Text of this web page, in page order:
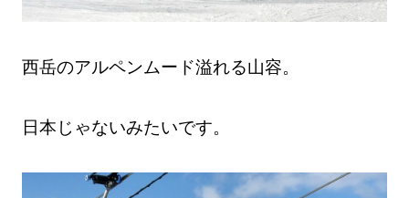
西岳のアルペンムード溢れる山容。
日本じゃないみたいです。